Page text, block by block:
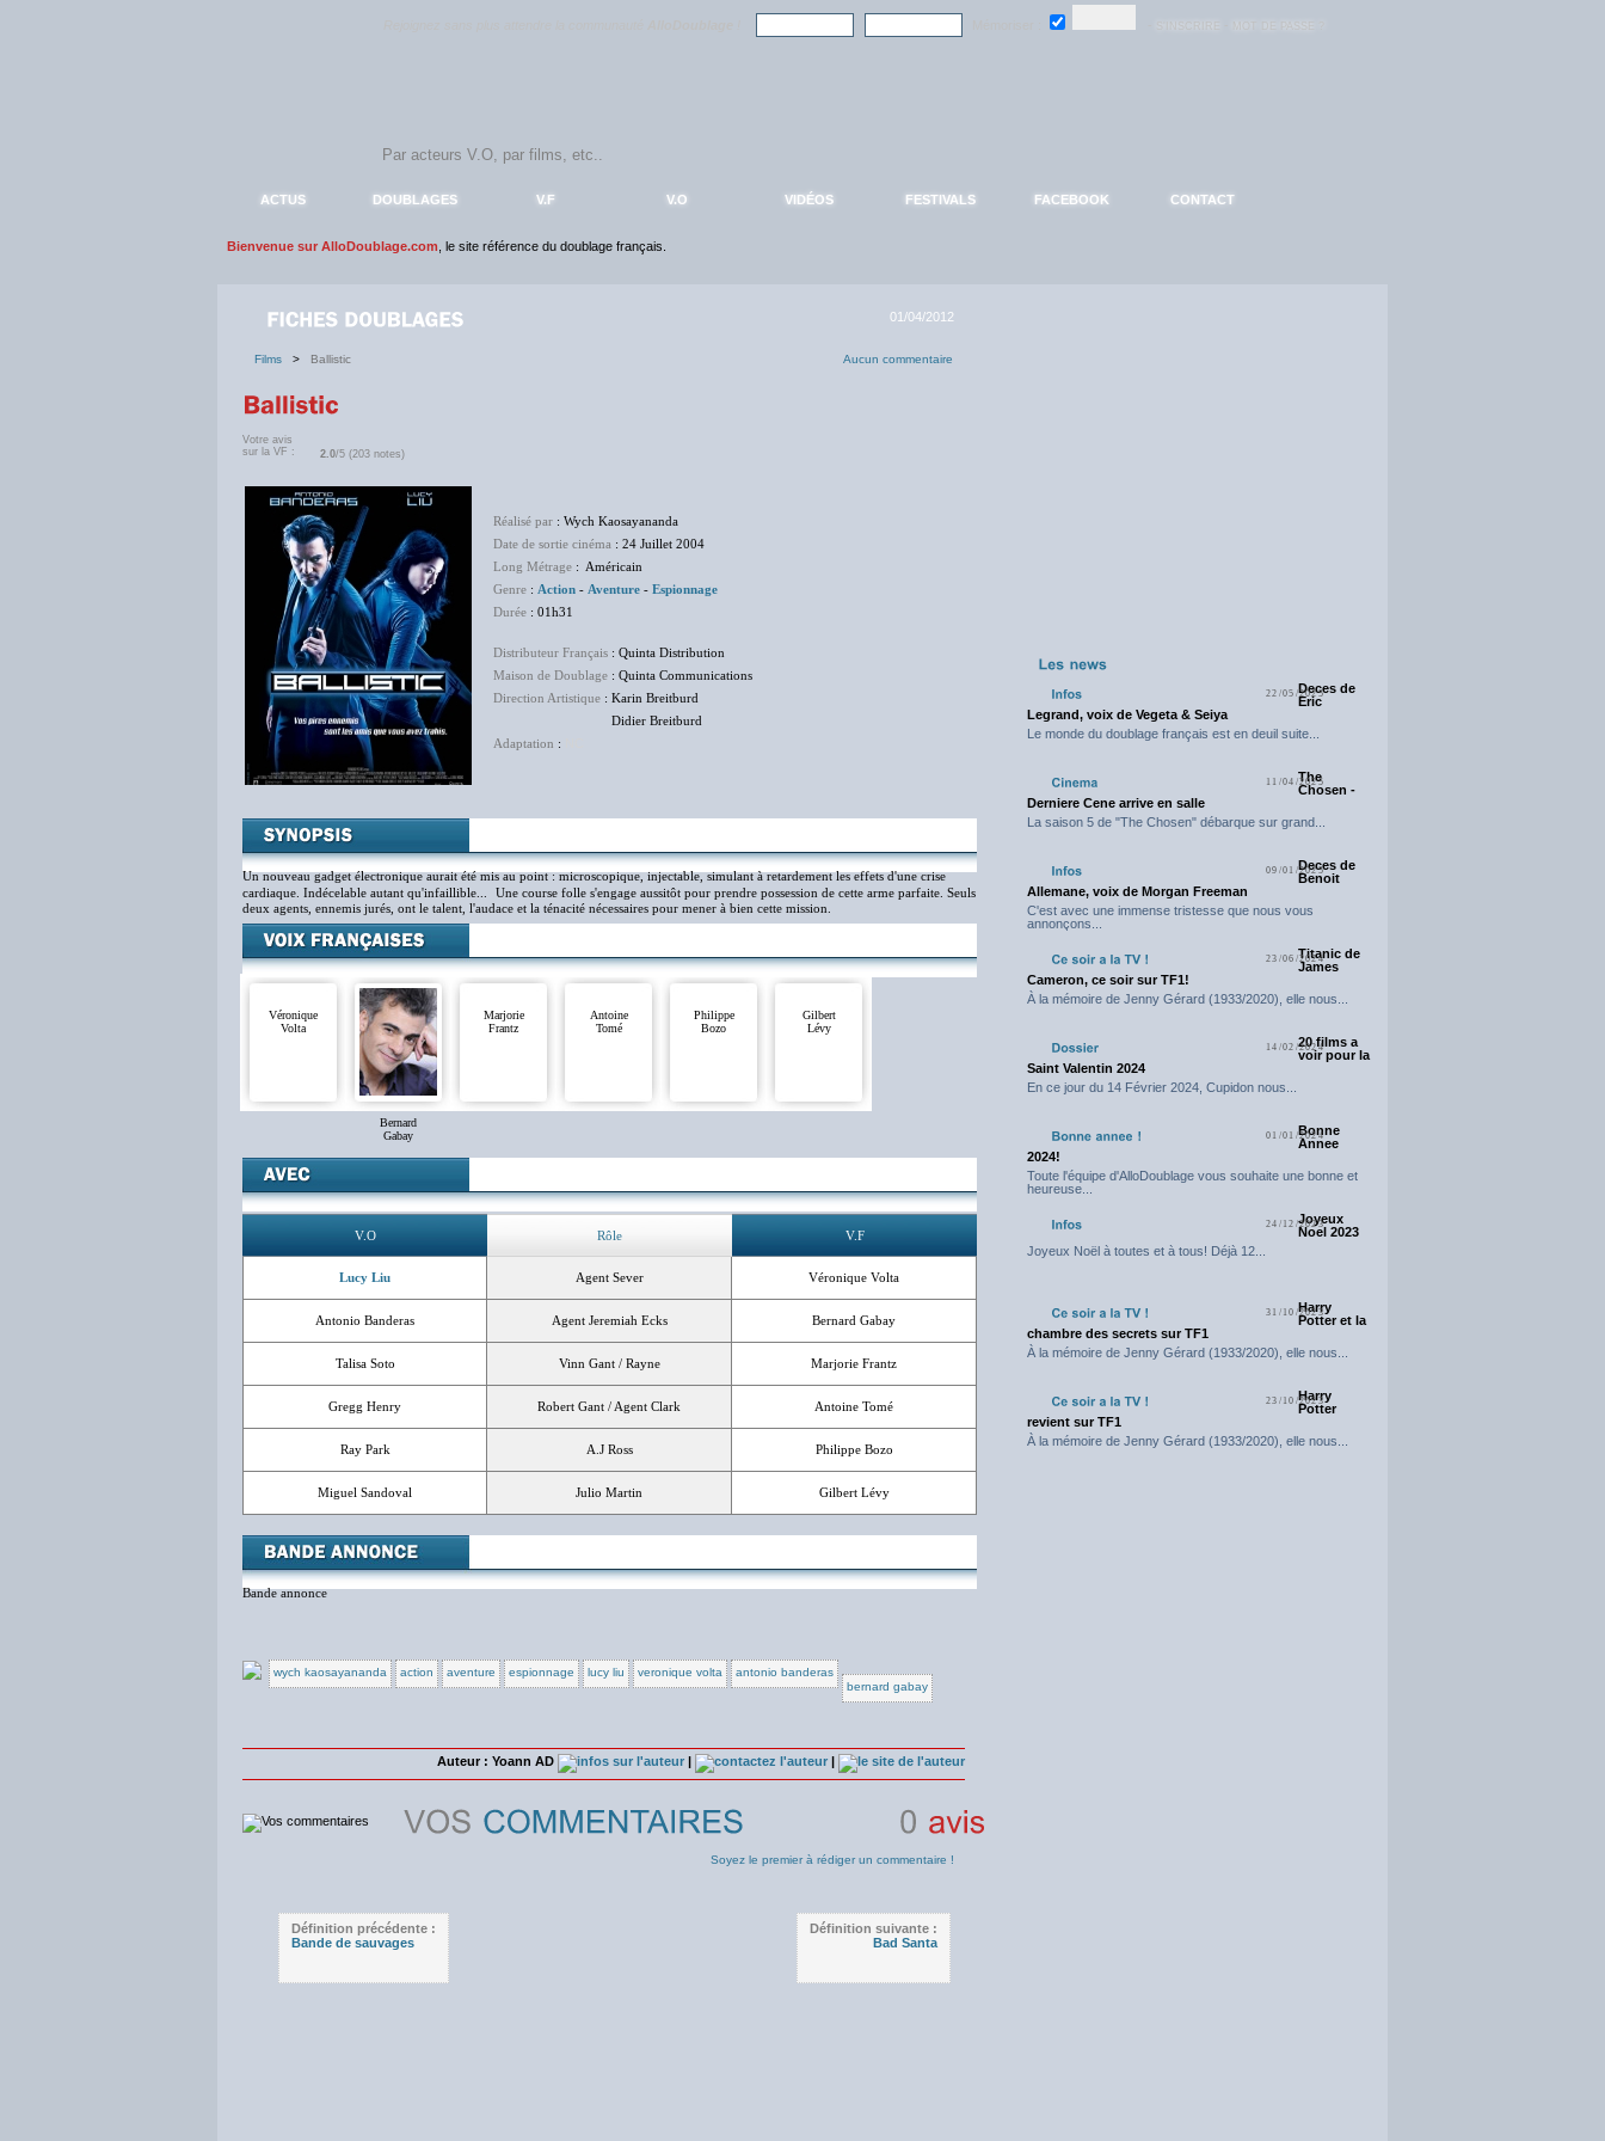
ACTUS DOUBLAGES V.F V.O VIDÉOS FESTIVALS FACEBOOK CONTACT
Bienvenue sur AlloDoublage.com , le site référence du doublage français.
01/04/2012
Films > Ballistic Aucun commentaire
Votre avis
sur la VF :
2.0/5 (203 notes)
Réalisé par : Wych Kaosayananda
Date de sortie cinéma : 24 Juillet 2004
Long Métrage : Américain
Genre : Action - Aventure - Espionnage
Durée : 01h31
Distributeur Français : Quinta Distribution
Maison de Doublage : Quinta Communications
Direction Artistique : Karin Breitburd
Didier Breitburd
Adaptation :
Un nouveau gadget électronique aurait été mis au point : microscopique, injectable, simulant à retardement les effets d'une crise
cardiaque. Indécelable autant qu'infaillible... Une course folle s'engage aussitôt pour prendre possession de cette arme parfaite. Seuls
deux agents, ennemis jurés, ont le talent, l'audace et la ténacité nécessaires pour mener à bien cette mission.
Véronique
Volta
Bernard
Gabay
Marjorie
Frantz
Antoine
Tomé
Philippe
Bozo
Gilbert
Lévy
V.O Rôle V.F
Lucy Liu Agent Sever Véronique Volta
Antonio Banderas Agent Jeremiah Ecks Bernard Gabay
Talisa Soto Vinn Gant / Rayne Marjorie Frantz
Gregg Henry Robert Gant / Agent Clark Antoine Tomé
Ray Park A.J Ross Philippe Bozo
Miguel Sandoval Julio Martin Gilbert Lévy
Bande annonce
wych kaosayananda action aventure espionnage lucy liu veronique volta
antonio banderas
bernard gabay
Auteur : Yoann AD
Soyez le premier à rédiger un commentaire !
Définition précédente :
Bande de sauvages
Définition suivante :
Bad Santa
22/05/2025Deces de
Eric
Legrand, voix de Vegeta & Seiya
Le monde du doublage français est en deuil suite...
11/04/2025
The
Chosen -
Derniere Cene arrive en salle
La saison 5 de "The Chosen" débarque sur grand...
09/01/2025Deces de
Benoit
Allemane, voix de Morgan Freeman
C'est avec une immense tristesse que nous vous
annonçons...
23/06/2024Titanic de
James
Cameron, ce soir sur TF1!
À la mémoire de Jenny Gérard (1933/2020), elle nous...
14/02/202420 films a
voir pour la
Saint Valentin 2024
En ce jour du 14 Février 2024, Cupidon nous...
01/01/2024
Bonne
Annee
2024!
Toute l'équipe d'AlloDoublage vous souhaite une bonne et
heureuse...
24/12/2023
Joyeux
Noel 2023
Joyeux Noël à toutes et à tous! Déjà 12...
31/10/2023
Harry
Potter et la
chambre des secrets sur TF1
À la mémoire de Jenny Gérard (1933/2020), elle nous...
23/10/2023
Harry
Potter
revient sur TF1
À la mémoire de Jenny Gérard (1933/2020), elle nous...